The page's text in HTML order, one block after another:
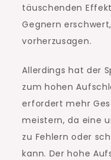
täuschenden
Gegnern
vorherzusagen.
Allerdings hat der
zum hohen
erfordert mehr
meistern, da eine
zu Fehlern oder
kann. Der hohe